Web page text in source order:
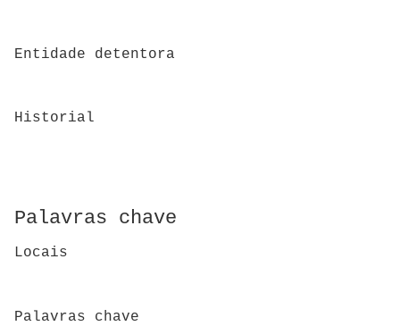
Entidade detentora
Historial
Palavras chave
Locais
Palavras chave